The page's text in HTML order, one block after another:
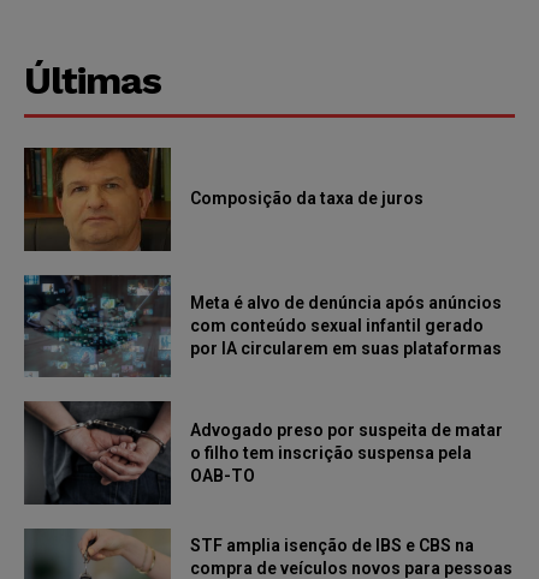
Últimas
Composição da taxa de juros
Meta é alvo de denúncia após anúncios
com conteúdo sexual infantil gerado
por IA circularem em suas plataformas
Advogado preso por suspeita de matar
o filho tem inscrição suspensa pela
OAB-TO
STF amplia isenção de IBS e CBS na
compra de veículos novos para pessoas